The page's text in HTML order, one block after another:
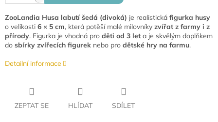
ZooLandia Husa labutí šedá (divoká) je realistická figurka husy
o velikosti 6 × 5 cm, která potěší malé milovníky zvířat z farmy i z
přírody. Figurka je vhodná pro děti od 3 let a je skvělým doplňkem
do sbírky zvířecích figurek nebo pro dětské hry na farmu.
Detailní informace
ZEPTAT SE HLÍDAT SDÍLET